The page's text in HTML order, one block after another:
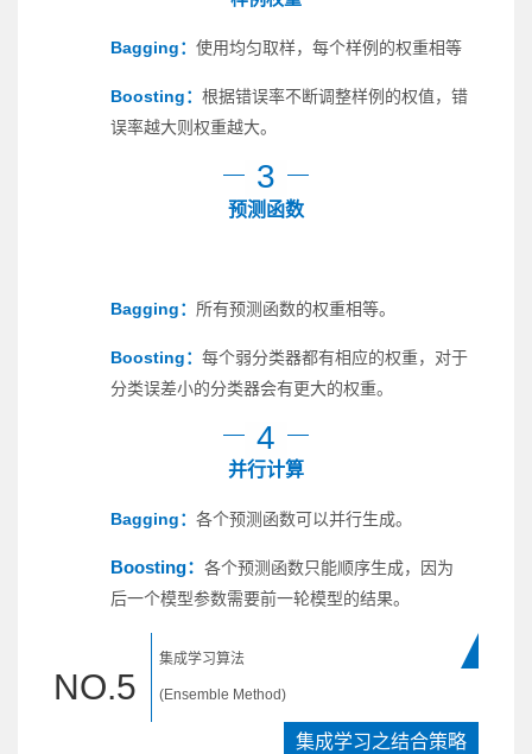
Bagging： 使用均匀取样，每个样例的权重相等
Boosting： 根据错误率不断调整样例的权值，错
误率越大则权重越大。
3
预测函数
Bagging： 所有预测函数的权重相等。
Boosting： 每个弱分类器都有相应的权重，对于
分类误差小的分类器会有更大的权重。
4
并行计算
Bagging： 各个预测函数可以并行生成。
Boosting： 各个预测函数只能顺序生成，因为
后一个模型参数需要前一轮模型的结果。
NO.5
集成学习算法
(Ensemble Method)
集成学习之结合策略